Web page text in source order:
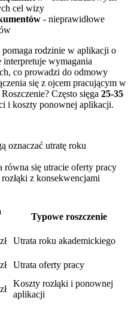
cel wizy
- nieprawidłowe
pomaga rodzinie w aplikacji o
wymagania
co prowadzi do odmowy
się z ojcem pracującym w
Często sięga 25-35
i koszty ponownej aplikacji.
oznaczać utratę roku
się utracie oferty pracy
z konsekwencjami
Typowe roszczenie
Utrata roku akademickiego
Utrata oferty pracy
Koszty rozłąki i ponownej
aplikacji